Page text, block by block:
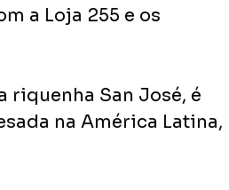
a Loja 255 e os
riquenha San José, é
na América Latina,